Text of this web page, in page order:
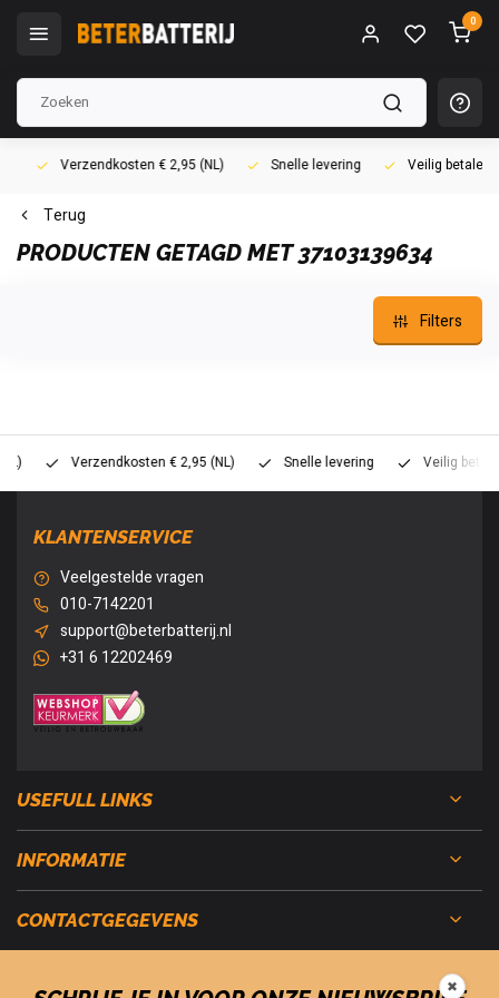
0
Verzendkosten € 2,95 (NL) Snelle levering Veilig betalen
Terug
PRODUCTEN GETAGD MET 37103139634
Filters
Verzendkosten € 2,95 (NL) Snelle levering Veilig betalen
KLANTENSERVICE
Veelgestelde vragen
010-7142201
support@beterbatterij.nl
+31 6 12202469
USEFULL LINKS
INFORMATIE
CONTACTGEGEVENS
✖